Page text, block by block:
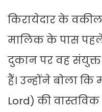
किरायेदार के
मालिक के पास
दुकान पर वह
हैं। उन्होंने बोला
Lord) की